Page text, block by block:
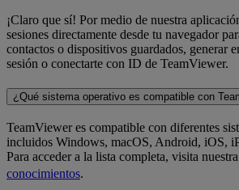
¡Claro que sí! Por medio de nuestra
sesiones directamente desde tu navegador
contactos o dispositivos guardados, generar
sesión o conectarte con ID de TeamViewer.
¿Qué sistema operativo es compatible con
TeamViewer es compatible con diferentes
incluidos Windows, macOS, Android, iOS,
Para acceder a la lista completa, visita nuestra
conocimientos.